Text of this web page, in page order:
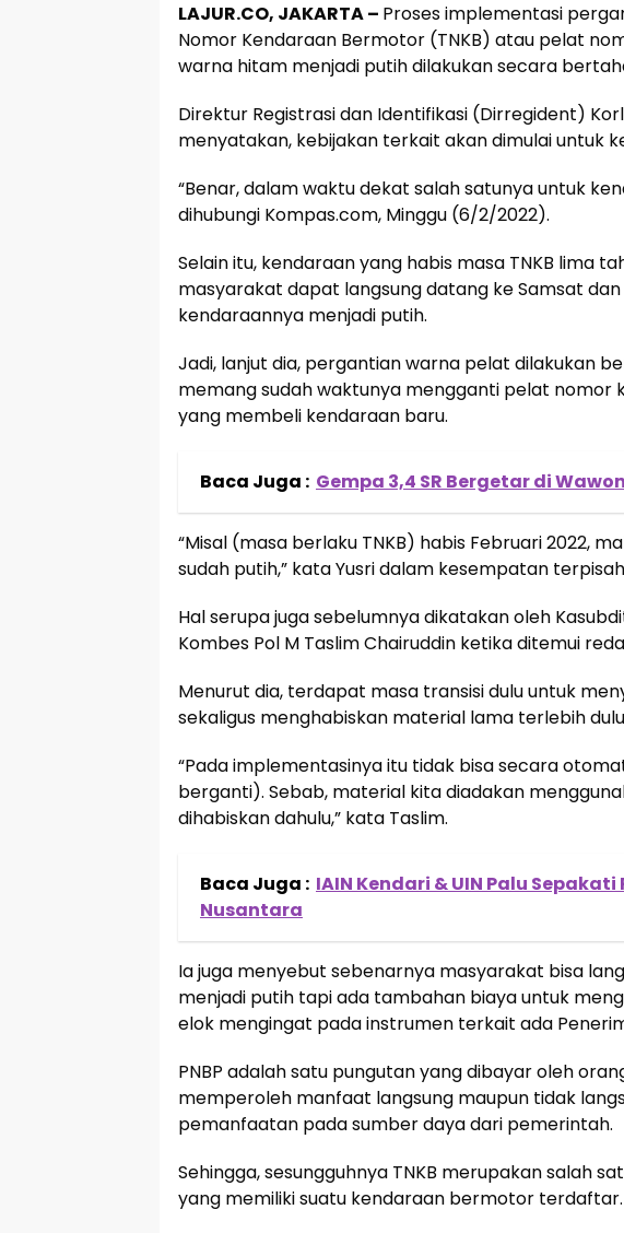
LAJUR.CO, JAKARTA – Proses implementasi
Nomor Kendaraan Bermotor (TNKB) atau pelat
warna hitam menjadi putih dilakukan secara
Direktur Registrasi dan Identifikasi (Dirregident)
menyatakan, kebijakan terkait akan dimulai untuk
“Benar, dalam waktu dekat salah satunya untuk
dihubungi Kompas.com, Minggu (6/2/2022).
Selain itu, kendaraan yang habis masa TNKB lima
masyarakat dapat langsung datang ke Samsat
kendaraannya menjadi putih.
Jadi, lanjut dia, pergantian warna pelat dilakukan
memang sudah waktunya mengganti pelat nomor
yang membeli kendaraan baru.
Baca Juga : Gempa 3,4 SR Bergetar di
“Misal (masa berlaku TNKB) habis Februari 2022,
sudah putih,” kata Yusri dalam kesempatan
Hal serupa juga sebelumnya dikatakan oleh
Kombes Pol M Taslim Chairuddin ketika ditemui
Menurut dia, terdapat masa transisi dulu untuk
sekaligus menghabiskan material lama terlebih
“Pada implementasinya itu tidak bisa secara
berganti). Sebab, material kita diadakan
dihabiskan dahulu,” kata Taslim.
Baca Juga : IAIN Kendari & UIN Palu
Nusantara
Ia juga menyebut sebenarnya masyarakat bisa
menjadi putih tapi ada tambahan biaya untuk
elok mengingat pada instrumen terkait ada
PNBP adalah satu pungutan yang dibayar oleh
memperoleh manfaat langsung maupun tidak
pemanfaatan pada sumber daya dari pemerintah.
Sehingga, sesungguhnya TNKB merupakan salah
yang memiliki suatu kendaraan bermotor terdaftar.